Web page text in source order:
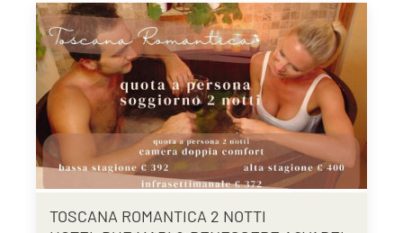
TOSCANA ROMANTICA 2 NOTTI